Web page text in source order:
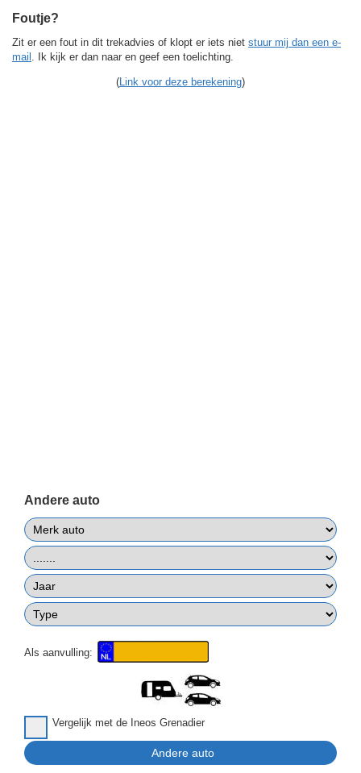
Foutje?
Zit er een fout in dit trekadvies of klopt er iets niet stuur mij dan een e-
mail
. Ik kijk er dan naar en geef een toelichting.
( Link voor deze berekening)
Andere auto
Als aanvulling:
Vergelijk met de Ineos Grenadier